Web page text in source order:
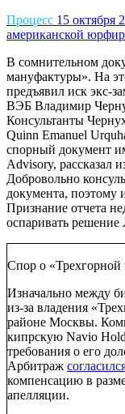
Процесс 15 октября
американской
В сомнительном
мануфактуры». На
предъявил иск экс-
ВЭБ Владимир
Консультанты
Quinn Emanuel
спорный документ
Advisory, рассказал
Добровольно
документа, поэтому
Признание отчета
оспаривать
Спор о «Трехгорной
Изначально между
из-за владения
районе Москвы.
кипрскую Navio
требования о его
Арбитраж
компенсацию в
апелляции.